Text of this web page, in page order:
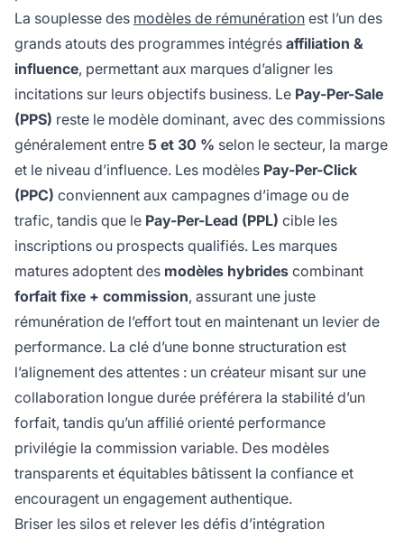
La souplesse des modèles de rémunération est l’un des
grands atouts des programmes intégrés affiliation &
influence, permettant aux marques d’aligner les
incitations sur leurs objectifs business. Le Pay-Per-Sale
(PPS) reste le modèle dominant, avec des commissions
généralement entre 5 et 30 % selon le secteur, la marge
et le niveau d’influence. Les modèles Pay-Per-Click
(PPC) conviennent aux campagnes d’image ou de
trafic, tandis que le Pay-Per-Lead (PPL) cible les
inscriptions ou prospects qualifiés. Les marques
matures adoptent des modèles hybrides combinant
forfait fixe + commission, assurant une juste
rémunération de l’effort tout en maintenant un levier de
performance. La clé d’une bonne structuration est
l’alignement des attentes : un créateur misant sur une
collaboration longue durée préférera la stabilité d’un
forfait, tandis qu’un affilié orienté performance
privilégie la commission variable. Des modèles
transparents et équitables bâtissent la confiance et
encouragent un engagement authentique.
Briser les silos et relever les défis d’intégration